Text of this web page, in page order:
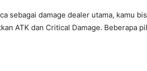
sebagai damage dealer utama, kamu
ATK dan Critical Damage. Beberapa